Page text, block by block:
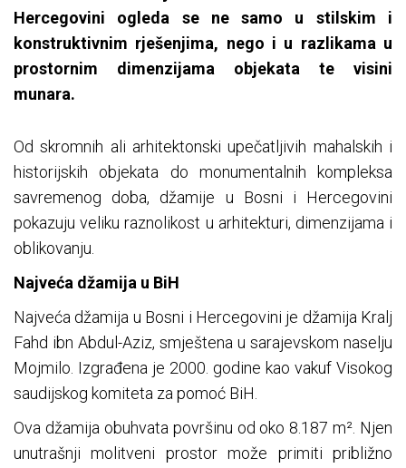
Hercegovini ogleda se ne samo u stilskim i
konstruktivnim rješenjima, nego i u razlikama u
prostornim dimenzijama objekata te visini
munara.
Od skromnih ali arhitektonski upečatljivih mahalskih i
historijskih objekata do monumentalnih kompleksa
savremenog doba, džamije u Bosni i Hercegovini
pokazuju veliku raznolikost u arhitekturi, dimenzijama i
oblikovanju.
Najveća džamija u BiH
Najveća džamija u Bosni i Hercegovini je džamija Kralj
Fahd ibn Abdul-Aziz, smještena u sarajevskom naselju
Mojmilo. Izgrađena je 2000. godine kao vakuf Visokog
saudijskog komiteta za pomoć BiH.
Ova džamija obuhvata površinu od oko 8.187 m². Njen
unutrašnji molitveni prostor može primiti približno